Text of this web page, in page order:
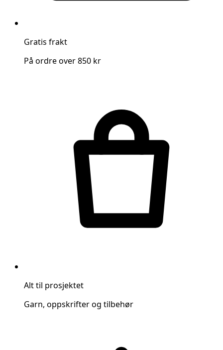
Gratis frakt
På ordre over 850 kr
Alt til prosjektet
Garn, oppskrifter og tilbehør